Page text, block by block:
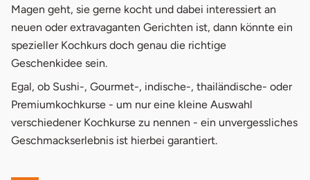
Magen geht, sie gerne kocht und dabei interessiert an
neuen oder extravaganten Gerichten ist, dann könnte ein
spezieller Kochkurs doch genau die richtige
Geschenkidee sein.
Egal, ob Sushi-, Gourmet-, indische-, thailändische- oder
Premiumkochkurse - um nur eine kleine Auswahl
verschiedener Kochkurse zu nennen - ein unvergessliches
Geschmackserlebnis ist hierbei garantiert.